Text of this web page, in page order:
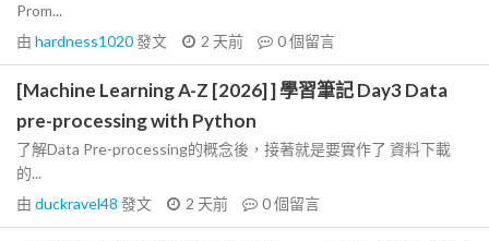
Prom...
由 hardness1020發文 2 天前 0個留言
[Machine Learning A-Z [2026] ] 學習筆記 Day3 Data
pre-processing with Python
了解Data Pre-processing的概念後，接著就是要實作了 資料下載
的...
由 duckravel48 發文 2 天前 0個留言